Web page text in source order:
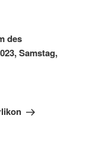
des
Samstag,